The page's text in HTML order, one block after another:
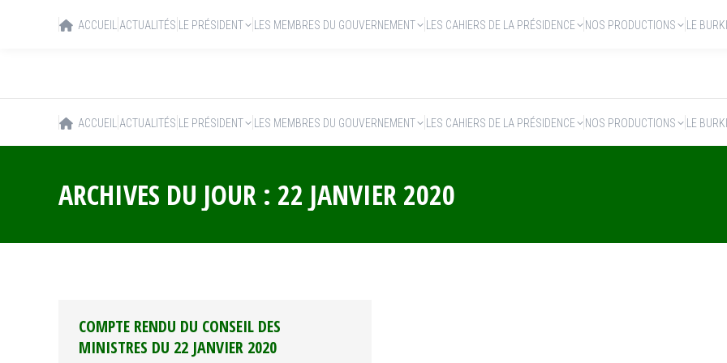
ACCUEIL ACTUALITÉS LE PRÉSIDENT LES MEMBRES DU GOUVERNEMENT LES CAHIERS DE LA PRÉSIDENCE NOS PRODUCTIONS LE
ARCHIVES DU JOUR : 22 JANVIER 2020
COMPTE RENDU DU CONSEIL DES
MINISTRES DU 22 JANVIER 2020
ACCUEIL ACTUALITÉS LE PRÉSIDENT LES MEMBRES DU GOUVERNEMENT LES CAHIERS DE LA PRÉSIDENCE NOS PRODUCTIONS LE